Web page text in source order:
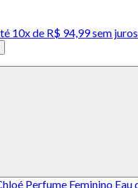
10x de R$ 94,99 sem juros